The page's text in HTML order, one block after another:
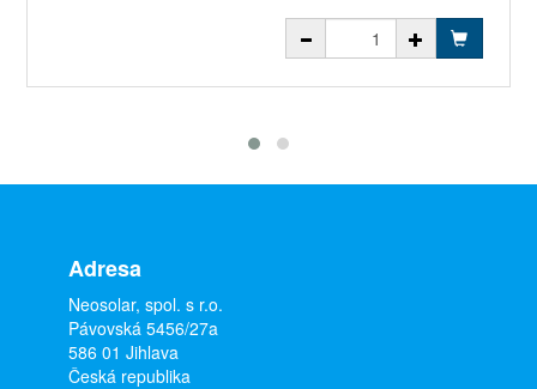
Adresa
Neosolar, spol. s r.o.
Pávovská 5456/27a
586 01 Jihlava
Česká republika